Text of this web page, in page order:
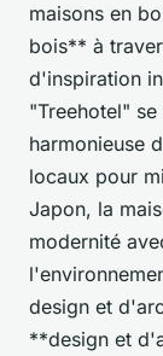
maisons en
bois** à
d'inspiration
"Treehotel"
harmonieuse
locaux pour
Japon, la
modernité
design et
**design et